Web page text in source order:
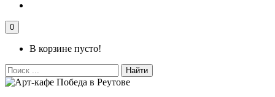
0
В корзине пусто!
Найти